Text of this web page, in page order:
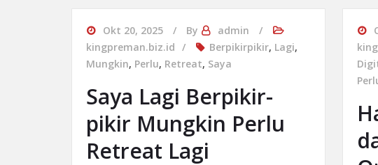
Okt 20, 2025 By
admin
kingpreman.biz.id
Berpikirpikir, Lagi,
Mungkin, Perlu, Retreat, Saya
Saya Lagi Berpikir-
pikir Mungkin Perlu
Retreat Lagi